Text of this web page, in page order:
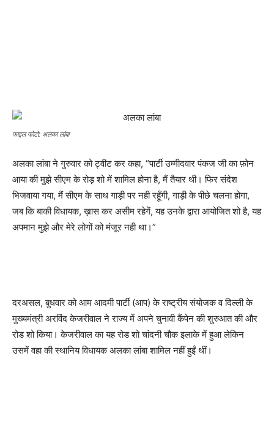
फाइल फोटो: अलका लांबा
अलका लांबा ने गुरुवार को ट्वीट कर कहा, “पार्टी उम्मीदवार पंकज जी का फ़ोन
आया की मुझे सीएम के रोड़ शो में शामिल होना है, मैं तैयार थी। फिर संदेश
भिजवाया गया, मैं सीएम के साथ गाड़ी पर नही रहूँगी, गाड़ी के पीछे चलना होगा,
जब कि बाकी विधायक, ख़ास कर असीम रहेगें, यह उनके द्वारा आयोजित शो है, यह
अपमान मुझे और मेरे लोगों को मंजूर नही था।”
दरअसल, बुधवार को आम आदमी पार्टी (आप) के राष्ट्रीय संयोजक व दिल्‍ली के
मुख्यमंत्री अरविंद केजरीवाल ने राज्य में अपने चुनावी कैंपेन की शुरुआत की और
रोड शो किया। केजरीवाल का यह रोड शो चांदनी चौक इलाके में हुआ लेकिन
उसमें वहा की स्थानिय विधायक अलका लांबा शामिल नहीं हुईं थीं।